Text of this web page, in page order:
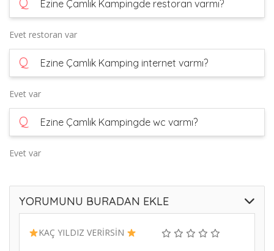
Ezine Çamlık Kampingde restoran varmı?
Evet restoran var
Q Ezine Çamlık Kamping internet varmı?
Evet var
Q Ezine Çamlık Kampingde wc varmı?
Evet var
YORUMUNU BURADAN EKLE
KAÇ YILDIZ VERİRSİN